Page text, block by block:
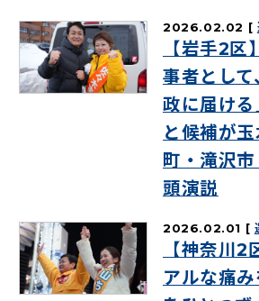
2026.02.02
【岩手2区
事者として
政に届け
と候補が
町・滝沢
頭演説
2026.02.01
【神奈川2
アルな痛